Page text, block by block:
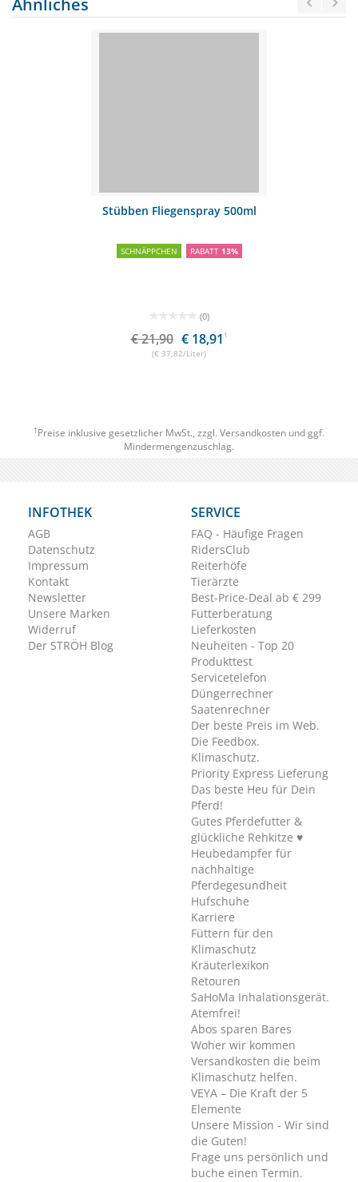
Ähnliches
Stübben Fliegenspray 500ml
SCHNÄPPCHEN RABATT 13%
(0)
€ 21,90 € 18,91 1
(€ 37,82/Liter)
1 Preise inklusive gesetzlicher MwSt., zzgl. Versandkosten und ggf.
Mindermengenzuschlag.
INFOTHEK
AGB
Datenschutz
Impressum
Kontakt
Newsletter
Unsere Marken
Widerruf
Der STRÖH Blog
SERVICE
FAQ - Häufige Fragen
RidersClub
Reiterhöfe
Tierärzte
Best-Price-Deal ab € 299
Futterberatung
Lieferkosten
Neuheiten - Top 20
Produkttest
Servicetelefon
Düngerrechner
Saatenrechner
Der beste Preis im Web.
Die Feedbox.
Klimaschutz.
Priority Express Lieferung
Das beste Heu für Dein
Pferd!
Gutes Pferdefutter &
glückliche Rehkitze ♥
Heubedampfer für
nachhaltige
Pferdegesundheit
Hufschuhe
Karriere
Füttern für den
Klimaschutz
Kräuterlexikon
Retouren
SaHoMa Inhalationsgerät.
Atemfrei!
Abos sparen Bares
Woher wir kommen
Versandkosten die beim
Klimaschutz helfen.
VEYA – Die Kraft der 5
Elemente
Unsere Mission - Wir sind
die Guten!
Frage uns persönlich und
buche einen Termin.